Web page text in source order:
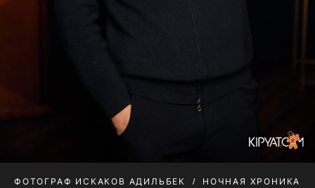
ФОТОГРАФ ИСКАКОВ АДИЛЬБЕК НОЧНАЯ ХРОНИКА